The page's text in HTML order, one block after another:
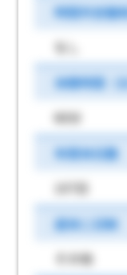
時間外労働
なし
休憩時間（分
60分
年間休日数
107日
週休二日制
その他